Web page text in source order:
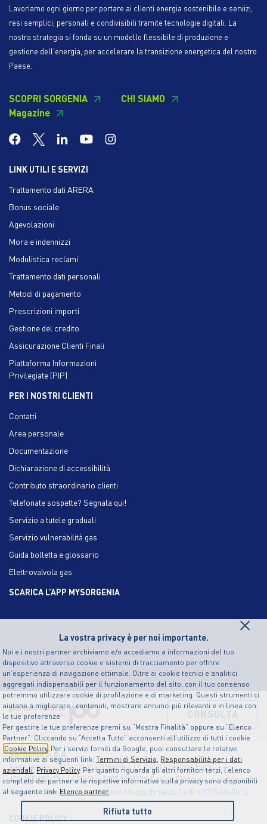
La vostra privacy è per noi importante.
Noi e i nostri partner archiviamo e/o accediamo a informazioni del tuo
dispositivo attraverso cookie e sistemi di tracciamento per offrire
un’esperienza di navigazione ottimale. Oltre ai cookie tecnici e analitici
aggregati indispensabili per il funzionamento del sito, con il tuo consenso
potremmo utilizzare cookie di profilazione e di marketing. Questi strumenti ci
aiutano a migliorare i contenuti, mostrare annunci più rilevanti e in linea con
le tue preferenze
Per gestire le tue preferenze premi su “Mostra Finalità” oppure su “Elenco
Partner”. Cliccando su “Accetta Tutto” acconsenti all’utilizzo di tutti i cookie
Cookie Policy. Per i servizi forniti da Google, puoi consultare le relative
informative ai seguenti link:Termini di Servizio, Responsabilità per i dati
aziendali,Privacy Policy. Per quanto riguarda gli altri fornitori terzi, l’elenco
completo dei partner e le rispettive informative sulla privacy sono disponibili
al seguente link: Elenco partner
×
Rifiuta tutto
Lavoriamo ogni giorno per portare ai clienti energia sostenibile e servizi,
resi semplici, personali e condivisibili tramite tecnologie digitali. La
nostra strategia si fonda su un modello flessibile di produzione e
gestione dell'energia, per accelerare la transizione energetica del nostro
Paese.
SCOPRI SORGENIA
CHI SIAMO
Magazine
LINK UTILI E SERVIZI
Trattamento dati ARERA
Bonus sociale
Agevolazioni
Mora e indennizzi
Modulistica reclami
Trattamento dati personali
Metodi di pagamento
Prescrizioni importi
Gestione del credito
Assicurazione Clienti Finali
Piattaforma Informazioni
Privilegiate (PIP)
PER I NOSTRI CLIENTI
Contatti
Area personale
Documentazione
Dichiarazione di accessibilità
Contributo straordinario clienti
Telefonate sospette? Segnala qui!
Servizio a tutele graduali
Servizio vulnerabilità gas
Guida bolletta e glossario
Elettrovalvola gas
SCARICA L’APP MYSORGENIA
Sorgenia S.p.A
Sede legale in Milano, Via Algardi 4 | Capitale sociale Euro
150.000.000,00 i.v. | P.IVA n.12874490159 Codice Fiscale e Iscrizione al
Registro delle Imprese di Milano Monza Brianza Lodi n.07756640012
COOKIE POLICY